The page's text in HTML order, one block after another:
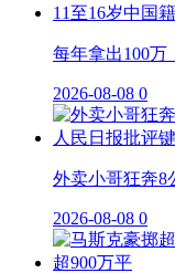
每年拿出100万
2026-08-08 0
外卖小哥狂奔8
2026-08-08 0